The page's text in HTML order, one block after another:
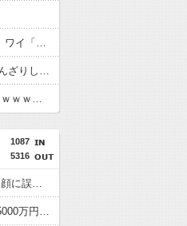
積水ハウス「地面師に55億円騙し取られた…」 ワイ「はえーかわいそう…会社滅茶苦茶やろなぁ」
「住信SBI」が「ドコモの銀行」に変わってうんざりしてるやつｗｗｗｗｗｗｗ
【画像】福岡、こんなのが普通に走ってるｗｗｗｗｗｗｗｗｗｗｗｗｗｗｗｗ
1087
5316
女子高校生が学校行事で登山中にクマスプレー顔に誤射される ヘリで救助搬送
国税職員、税務調査で知り合った女性から1億5000万円を受け取り、競艇で3億円越えの収入